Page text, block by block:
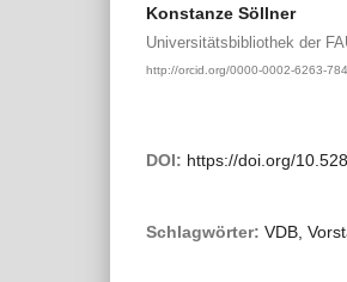
Konstanze Söllner
Universitätsbibliothek der
http://orcid.org/0000-0002-6263-
DOI: https://doi.org/
Schlagwörter: VDB,